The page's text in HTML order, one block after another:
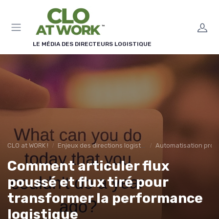
LE MÉDIA DES DIRECTEURS LOGISTIQUE
CLO at WORK ! Enjeux des directions logistiques Automatisation
Comment articuler flux
poussé et flux tiré pour
transformer la performance
logistique
Panneau de gestion des cookies